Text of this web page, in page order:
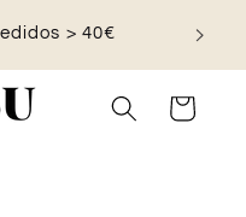
> 40€
Carrito